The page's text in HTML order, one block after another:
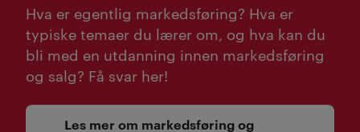
og nåværende studenter, og du
får et inntrykk av
studiehverdagen på Kristiania.
Du kan der også lese om
jobbmuligheter, og vurdere
Hva er egentlig markedsføring? Hva er
typiske temaer du lærer om, og hva kan du
bli med en utdanning innen markedsføring
og salg? Få svar her!
Les mer om markedsføring og